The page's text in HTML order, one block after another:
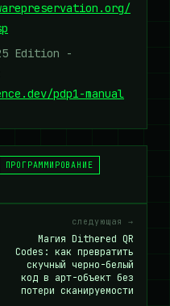
Edition -
pdp1-manual
ПРОГРАММИРОВАНИЕ
следующая →
Магия Dithered QR
Codes: как превратить
скучный черно-белый
код в арт-объект без
потери сканируемости